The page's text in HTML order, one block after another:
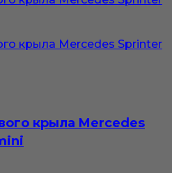
крыла Mercedes